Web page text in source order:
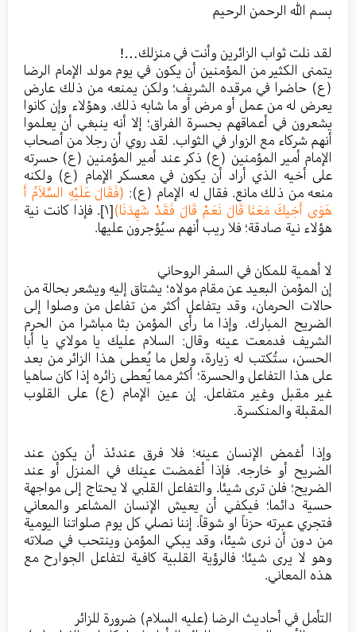
بسم الله الرحمن الرحيم
لقد نلت ثواب الزائرين وأنت في منزلك…!
يتمنى الكثير من المؤمنين أن يكون في يوم مولد الإمام الرضا
(ع) حاضرا في مرقده الشريف؛ ولكن يمنعه من ذلك عارض
يعرض له من عمل أو مرض أو ما شابه ذلك. وهؤلاء وإن كانوا
يشعرون في أعماقهم بحسرة الفراق؛ إلا أنه ينبغي أن يعلموا
أنهم شركاء مع الزوار في الثواب. لقد روي أن رجلا من أصحاب
الإمام أمير المؤمنين (ع) ذكر عند أمير المؤمنين (ع) حسرته
على أخيه الذي أراد أن يكون في معسكر الإمام (ع) ولكنه
منعه من ذلك مانع. فقال له الإمام (ع): (فَقَالَ عَلَيْهِ السَّلاَمُ أَ
هَوَى أَخِيكَ مَعَنَا قَالَ نَعَمْ قَالَ فَقَدْ شَهِدَنَا)[١]
. فإذا كانت نية
هؤلاء نية صادقة؛ فلا ريب أنهم سيُؤجرون عليها.
لا أهمية للمكان في السفر الروحاني
إن المؤمن البعيد عن مقام مولاه؛ يشتاق إليه ويشعر بحالة من
حالات الحرمان، وقد يتفاعل أكثر من تفاعل من وصلوا إلى
الضريح المبارك. وإذا ما رأى المؤمن بثا مباشرا من الحرم
الشريف فدمعت عينه وقال: السلام عليك يا مولاي يا أبا
الحسن، ستُكتب له زيارة، ولعل ما يُعطى هذا الزائر من بعد
على هذا التفاعل والحسرة؛ أكثر مما يُعطى زائره إذا كان ساهيا
غير مقبل وغير متفاعل. إن عين الإمام (ع) على القلوب
المقبلة والمنكسرة.
وإذا أغمض الإنسان عينه؛ فلا فرق عندئذ أن يكون عند
الضريح أو خارجه. فإذا أغمضت عينك في المنزل أو عند
الضريح؛ فلن ترى شيئا. والتفاعل القلبي لا يحتاج إلى مواجهة
حسية دائما؛ فيكفي أن يعيش الإنسان المشاعر والمعاني
فتجري عبرته حزناً او شوقاً. إننا نصلي كل يوم صلواتنا اليومية
من دون أن نرى شيئا، وقد يبكي المؤمن وينتحب في صلاته
وهو لا يرى شيئا؛ فالرؤية القلبية كافية لتفاعل الجوارح مع
هذه المعاني.
التأمل في أحاديث الرضا (عليه السلام) ضرورة للزائر